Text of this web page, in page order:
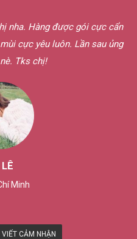
nha. Hàng được gói cực cẩn
cực yêu luôn. Lần sau ủng
Tks chị!
Minh
VIẾT CẢM NHẬN